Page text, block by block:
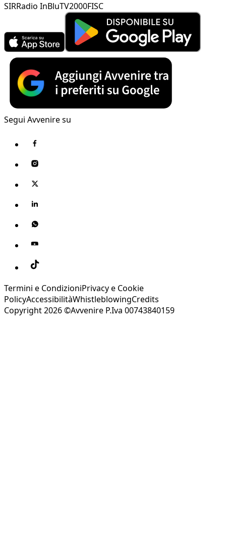
SIRRadio InBluTV2000FISC
Segui Avvenire su
Termini e CondizioniPrivacy e Cookie
PolicyAccessibilitàWhistleblowingCredits
Copyright 2026 ©Avvenire P.Iva 00743840159